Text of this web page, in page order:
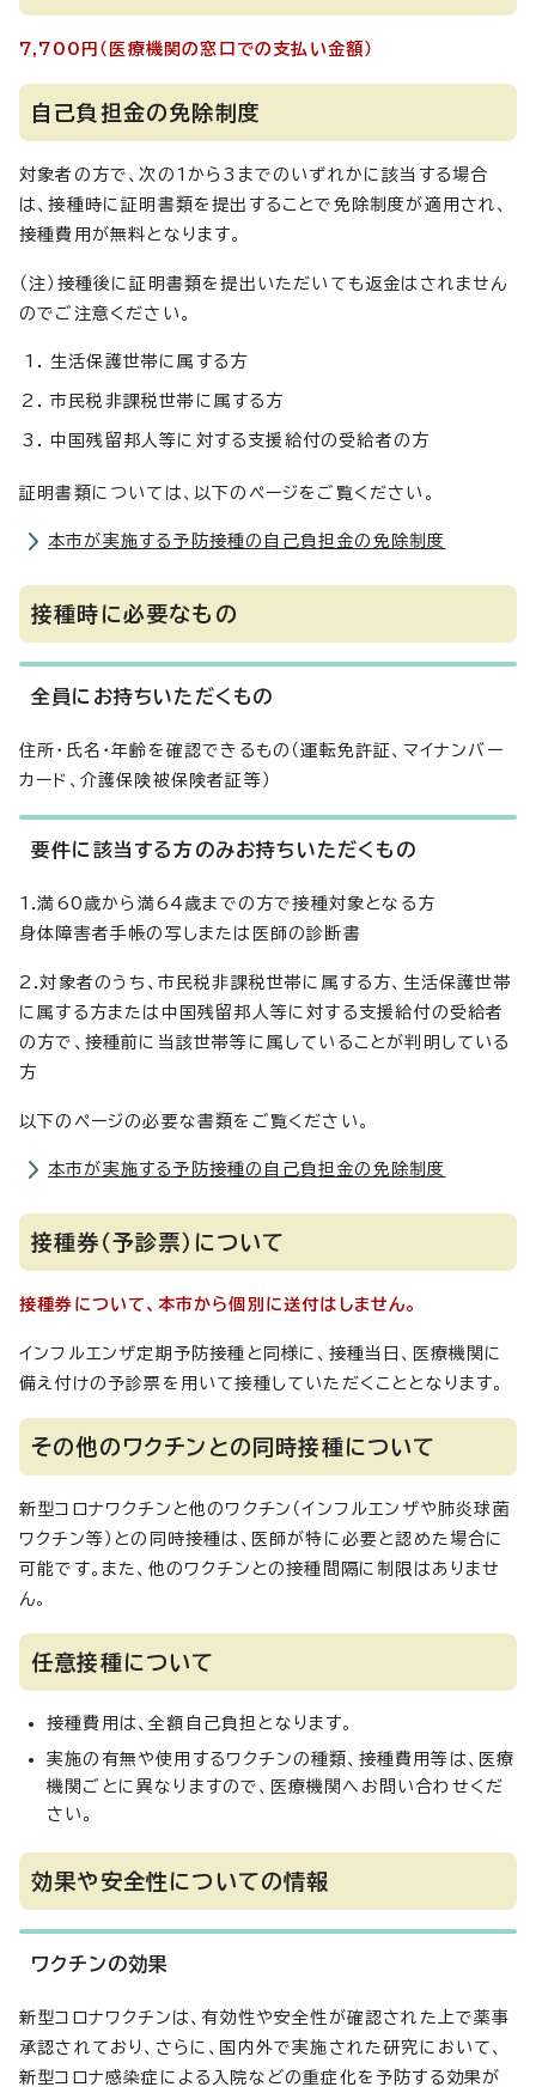
7,700円（医療機関の窓口での支払い金額）
自己負担金の免除制度
対象者の方で、次の1から3までのいずれかに該当する場合
は、接種時に証明書類を提出することで免除制度が適用され、
接種費用が無料となります。
（注）接種後に証明書類を提出いただいても返金はされません
のでご注意ください。
生活保護世帯に属する方
市民税非課税世帯に属する方
中国残留邦人等に対する支援給付の受給者の方
証明書類については、以下のページをご覧ください。
本市が実施する予防接種の自己負担金の免除制度
接種時に必要なもの
全員にお持ちいただくもの
住所・氏名・年齢を確認できるもの（運転免許証、マイナンバー
カード、介護保険被保険者証等）
要件に該当する方のみお持ちいただくもの
1.満60歳から満64歳までの方で接種対象となる方
身体障害者手帳の写しまたは医師の診断書
2.対象者のうち、市民税非課税世帯に属する方、生活保護世帯
に属する方または中国残留邦人等に対する支援給付の受給者
の方で、接種前に当該世帯等に属していることが判明している
方
以下のページの必要な書類をご覧ください。
本市が実施する予防接種の自己負担金の免除制度
接種券（予診票）について
接種券について、本市から個別に送付はしません。
インフルエンザ定期予防接種と同様に、接種当日、医療機関に
備え付けの予診票を用いて接種していただくこととなります。
その他のワクチンとの同時接種について
新型コロナワクチンと他のワクチン（インフルエンザや肺炎球菌
ワクチン等）との同時接種は、医師が特に必要と認めた場合に
可能です。また、他のワクチンとの接種間隔に制限はありませ
ん。
任意接種について
接種費用は、全額自己負担となります。
実施の有無や使用するワクチンの種類、接種費用等は、医療
機関ごとに異なりますので、医療機関へお問い合わせくだ
さい。
効果や安全性についての情報
ワクチンの効果
新型コロナワクチンは、有効性や安全性が確認された上で薬事
承認されており、さらに、国内外で実施された研究において、
新型コロナ感染症による入院などの重症化を予防する効果が